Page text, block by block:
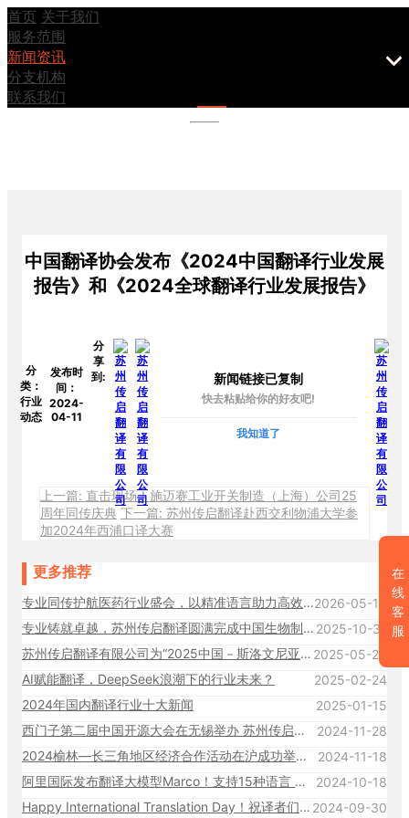
首页 关于我们
服务范围
新闻资讯
分支机构
联系我们
中国翻译协会发布《2024中国翻译行业发展
报告》和《2024全球翻译行业发展报告》
分
类：
行业
动态
发布时
间：
2024-
04-11
分
享
到:
新闻链接已复制
快去粘贴给你的好友吧!
我知道了
上一篇: 直击现场！施迈赛工业开关制造（上海）公司25
周年同传庆典 下一篇: 苏州传启翻译赴西交利物浦大学参
加2024年西浦口译大赛
更多推荐
专业同传护航医药行业盛会，以精准语言助力高效沟通2026-05-13
专业铸就卓越，苏州传启翻译圆满完成中国生物制药论坛与西门子2025年开源活动同声传译任务 2025-10-31
苏州传启翻译有限公司为“2025中国－斯洛文尼亚商务与投资论坛”提供全程语言支持，助力中斯经贸合作新篇章 2025-05-26
AI赋能翻译，DeepSeek浪潮下的行业未来？
2025-02-24
2024年国内翻译行业十大新闻
2025-01-15
西门子第二届中国开源大会在无锡举办 苏州传启翻译提供会议同传
2024-11-28
2024榆林—长三角地区经济合作活动在沪成功举办 传启翻译提供会议交传
2024-11-18
阿里国际发布翻译大模型Marco！支持15种语言 效果超越谷歌、GPT-4
2024-10-18
Happy International Translation Day！祝译者们节日快乐！ 2024-09-30
在
线
客
服